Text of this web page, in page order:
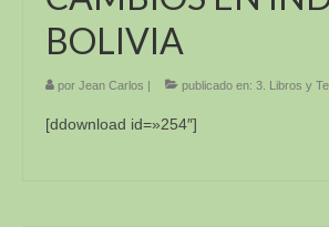
BOLIVIA
por Jean Carlos | publicado en: 3. Libros y
[ddownload id=»254″]